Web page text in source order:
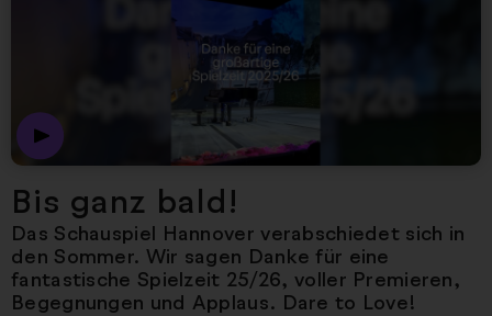
Bis ganz bald!
Das Schauspiel Hannover verabschiedet sich in
den Sommer. Wir sagen Danke für eine
fantastische Spielzeit 25/26, voller Premieren,
Begegnungen und Applaus. Dare to Love!